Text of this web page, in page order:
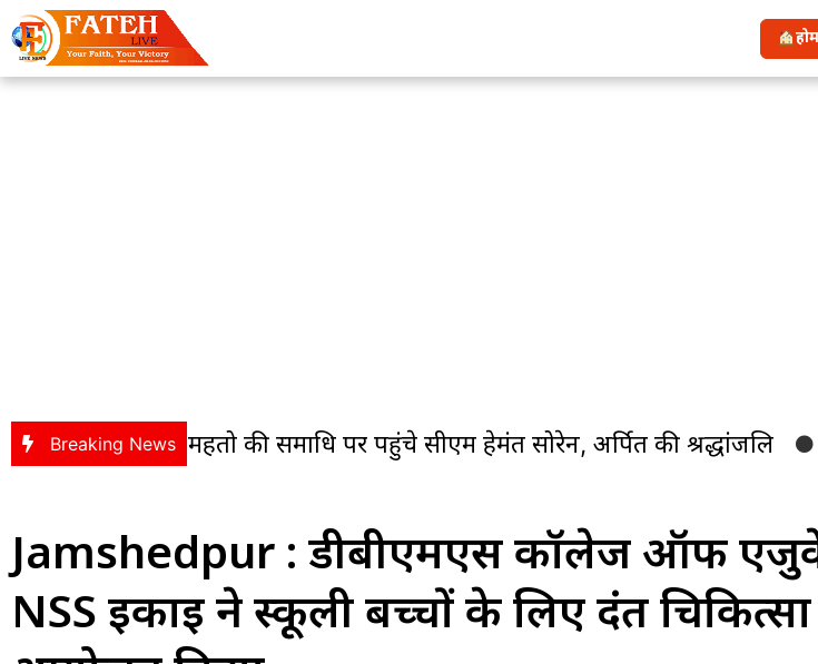
होम
Breaking News
: शहीद निर्मल महतो की समाधि पर पहुंचे सीएम हेमंत सोरेन, अर्पित की श्रद्धांजलि
Jamshedpur : डीबीएमएस कॉलेज ऑफ
NSS इकाई ने स्कूली बच्चों के लिए दंत